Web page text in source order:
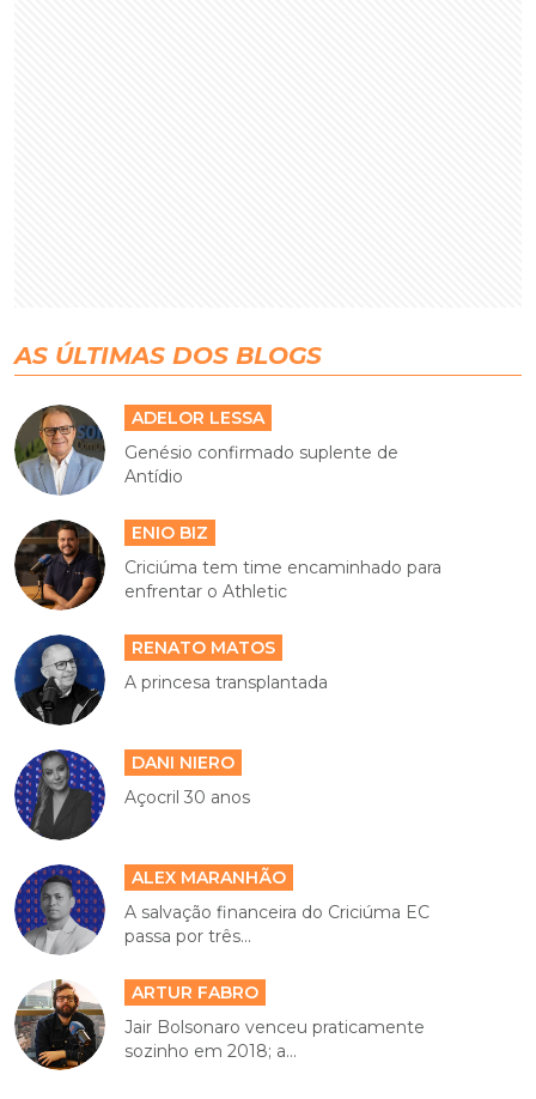
AS ÚLTIMAS DOS BLOGS
ADELOR LESSA
Genésio confirmado suplente de
Antídio
ENIO BIZ
Criciúma tem time encaminhado para
enfrentar o Athletic
RENATO MATOS
A princesa transplantada
DANI NIERO
Açocril 30 anos
ALEX MARANHÃO
A salvação financeira do Criciúma EC
passa por três...
ARTUR FABRO
Jair Bolsonaro venceu praticamente
sozinho em 2018; a...